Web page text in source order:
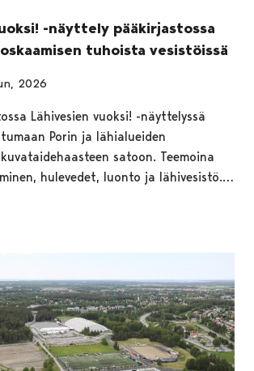
-näyttely pääkirjastossa
tuhoista vesistöissä
2026
Lähivesien vuoksi! -näyttelyssä
Porin ja lähialueiden
satoon. Teemoina
hulevedet, luonto ja lähivesistö.…